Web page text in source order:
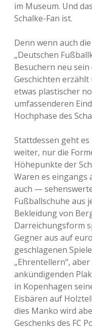
im Museum. Und
Schalke-Fan ist.
Denn wenn auch
„Deutschen
Besuchern neu
Geschichten
etwas plastischer
umfassenderen
Hochphase des
Stattdessen geht
weiter, nur die
Höhepunkte der
Waren es eingangs
auch —
Fußballschuhe aus
Bekleidung von
Darreichungsform
Gegner aus auf
geschlagenen
„Ehrentellern“,
ankündigenden
in Kopenhagen
Eisbären auf
dies Manko wird
Geschenks des FC